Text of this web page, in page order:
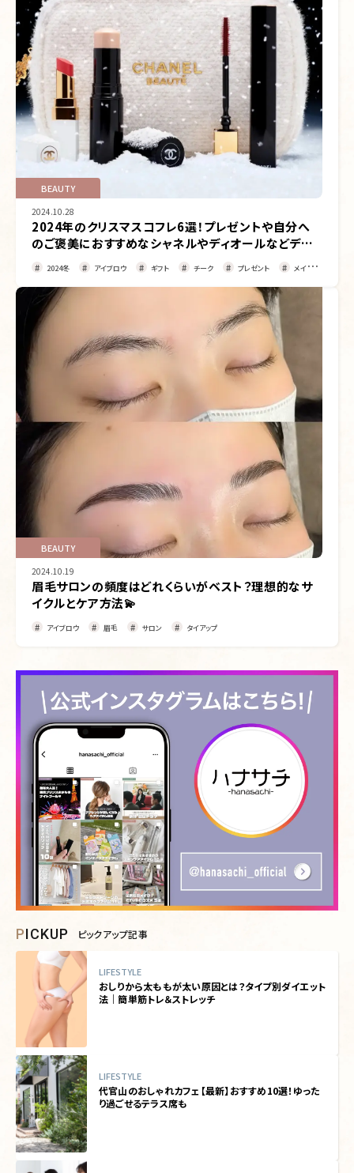
BEAUTY
2024.10.28
2024年のクリスマスコフレ6選！プレゼントや自分へ
のご褒美におすすめなシャネルやディオールなどデパ
2024冬 アイブロウ ギフト チーク プレゼント メイク
BEAUTY
2024.10.19
眉毛サロンの頻度はどれくらいがベスト？理想的なサ
イクルとケア方法💫
アイブロウ 眉毛 サロン タイアップ
PICKUP ピックアップ記事
LIFESTYLE
おしりから太ももが太い原因とは？タイプ別ダイエット
法｜簡単筋トレ＆ストレッチ
LIFESTYLE
代官山のおしゃれカフェ【最新】おすすめ10選！ゆった
り過ごせるテラス席も